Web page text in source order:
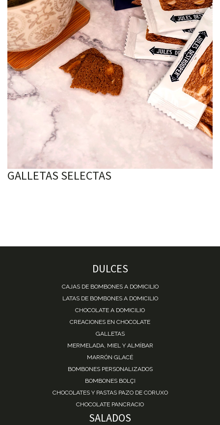
GALLETAS SELECTAS
DULCES
CAJAS DE BOMBONES A DOMICILIO
LATAS DE BOMBONES A DOMICILIO
CHOCOLATE A DOMICILIO
CREACIONES EN CHOCOLATE
GALLETAS
MERMELADA, MIEL Y ALMÍBAR
MARRÓN GLACÉ
BOMBONES PERSONALIZADOS
BOMBONES BOLÇI
CHOCOLATES Y PASTAS PAZO DE CORUXO
CHOCOLATE PANCRACIO
SALADOS